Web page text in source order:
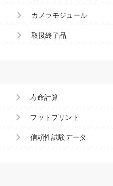
カメラモジュール
取扱終了品
寿命計算
フットプリント
信頼性試験データ